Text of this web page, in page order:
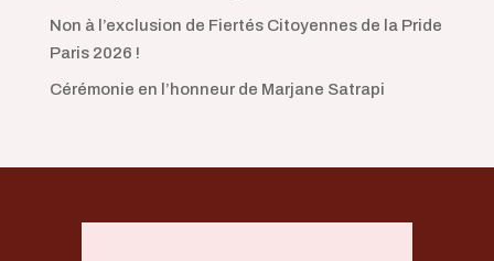
Non à l’exclusion de Fiertés Citoyennes de la Pride
Paris 2026 !
Cérémonie en l’honneur de Marjane Satrapi